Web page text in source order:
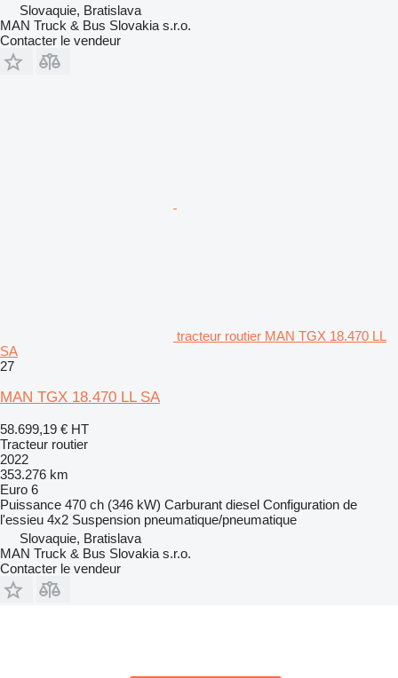
Slovaquie, Bratislava
MAN Truck & Bus Slovakia s.r.o.
Contacter le vendeur
tracteur routier MAN TGX 18.470 LL
SA
27
MAN TGX 18.470 LL SA
58.699,19 € HT
Tracteur routier
2022
353.276 km
Euro 6
Puissance 470 ch (346 kW) Carburant diesel Configuration de
l'essieu 4x2 Suspension pneumatique/pneumatique
Slovaquie, Bratislava
MAN Truck & Bus Slovakia s.r.o.
Contacter le vendeur